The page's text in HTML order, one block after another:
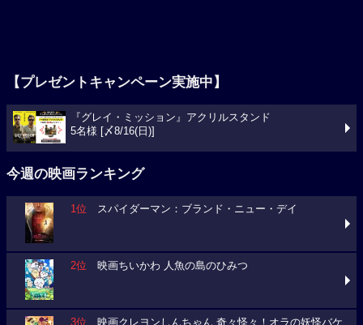
【プレゼントキャンペーン実施中】
『グレイ・ミッション』アクリルスタンド
5名様 [〆8/16(日)]
今週の映画ランキング
1位 スパイダーマン：ブランド・ニュー・デイ
2位 映画ちいかわ 人魚の島のひみつ
3位 映画クレヨンしんちゃん 奇々怪々！オラの妖怪バケ